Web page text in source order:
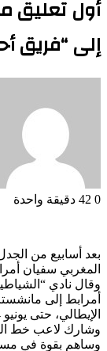
أول تعليق
إلى “فريق
0
دقيقة واحدة
بعد أسابيع من
المغربي سفيان
وقال نادي
أمرابط إلى
الإيطالي، حتى يونيو 2024”.
وساهم بقوة في